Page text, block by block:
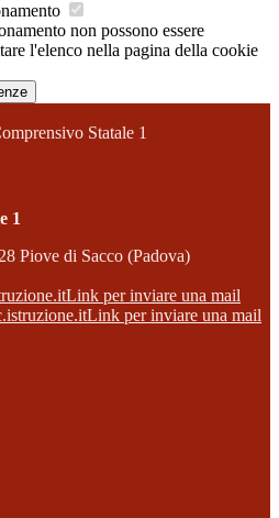
non possono essere
l'elenco nella pagina della cookie
Statale 1
1
Piove di Sacco (Padova)
Link per inviare una mail
Link per inviare una mail